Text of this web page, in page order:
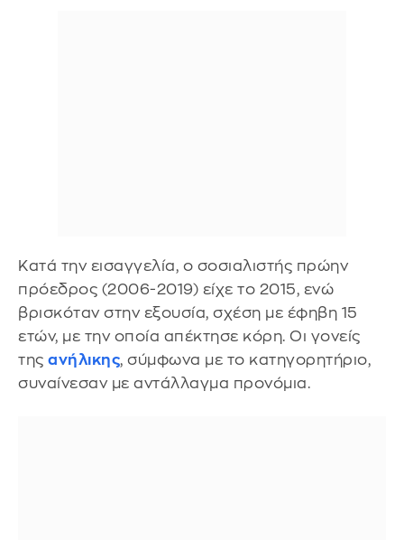
Κατά την εισαγγελία, ο σοσιαλιστής πρώην
πρόεδρος (2006-2019) είχε το 2015, ενώ
βρισκόταν στην εξουσία, σχέση με έφηβη 15
ετών, με την οποία απέκτησε κόρη. Οι γονείς
της ανήλικης, σύμφωνα με το κατηγορητήριο,
συναίνεσαν με αντάλλαγμα προνόμια.